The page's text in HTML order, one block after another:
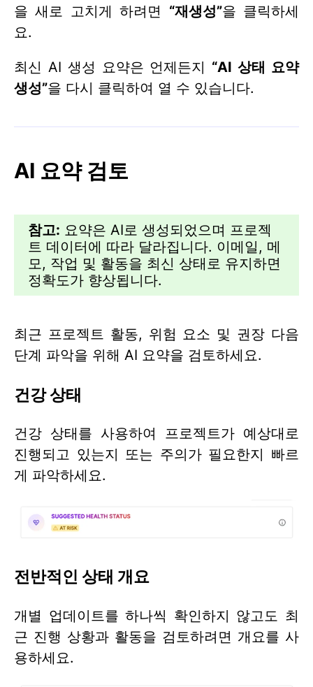
을 새로 고치게 하려면 “재생성”을 클릭하세
요.
최신 AI 생성 요약은 언제든지 “AI 상태 요약
생성”을 다시 클릭하여 열 수 있습니다.
AI 요약 검토
참고: 요약은 AI로 생성되었으며 프로젝
트 데이터에 따라 달라집니다. 이메일, 메
모, 작업 및 활동을 최신 상태로 유지하면
정확도가 향상됩니다.
최근 프로젝트 활동, 위험 요소 및 권장 다음
단계 파악을 위해 AI 요약을 검토하세요.
건강 상태
건강 상태를 사용하여 프로젝트가 예상대로
진행되고 있는지 또는 주의가 필요한지 빠르
게 파악하세요.
전반적인 상태 개요
개별 업데이트를 하나씩 확인하지 않고도 최
근 진행 상황과 활동을 검토하려면 개요를 사
용하세요.